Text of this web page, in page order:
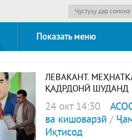
Показать меню
ЛЕВАКАНТ.
ҚАДРДОНӢ ШУДАНД
24 окт 14:30
ва кишоварзӣ /
Иқтисод